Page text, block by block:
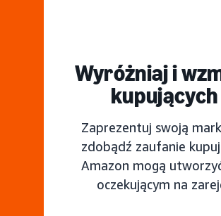
Wyróżniaj i
Zaprezentuj swoją
zdobądź zaufanie
Amazon mogą
oczekującym na